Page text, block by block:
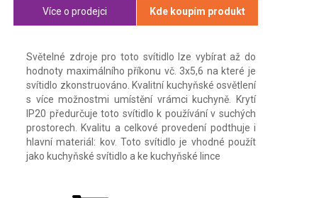
Více o prodejci Kde koupím produkt
Světelné zdroje pro toto svítidlo lze vybírat až do
hodnoty maximálního příkonu vč. 3x5,6 na které je
svítidlo zkonstruováno. Kvalitní kuchyňské osvětlení
s více možnostmi umístění vrámci kuchyně. Krytí
IP20 předurčuje toto svítidlo k používání v suchých
prostorech. Kvalitu a celkové provedení podthuje i
hlavní materiál: kov. Toto svítidlo je vhodné použít
jako kuchyňské svítidlo a ke kuchyňské lince